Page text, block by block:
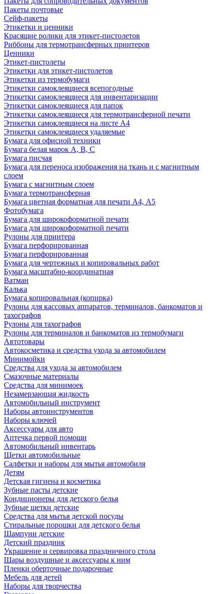
Пакеты почтовые
Сейф-пакеты
Этикетки и ценники
Красящие ролики для этикет-пистолетов
Риббоны для термотрансферных принтеров
Ценники
Этикет-пистолеты
Этикетки для этикет-пистолетов
Этикетки из термобумаги
Этикетки самоклеящиеся всепогодные
Этикетки самоклеящиеся для инвентаризации
Этикетки самоклеящиеся для папок
Этикетки самоклеящиеся для термотрансферной печати
Этикетки самоклеящиеся на листе А4
Этикетки самоклеящиеся удаляемые
Бумага для офисной техники
Бумага белая марок А, В, С
Бумага писчая
Бумага для переноса изображения на ткань и с магнитным
слоем
Бумага с магнитным слоем
Бумага термотрансферная
Бумага цветная форматная для печати А4, А5
Фотобумага
Бумага для широкоформатной печати
Бумага для широкоформатной печати
Рулоны для принтера
Бумага перфорированная
Бумага перфорированная
Бумага для чертежных и копировальных работ
Бумага масштабно-координатная
Ватман
Калька
Бумага копировальная (копирка)
Рулоны для кассовых аппаратов, терминалов, банкоматов и
тахографов
Рулоны для тахографов
Рулоны для терминалов и банкоматов из термобумаги
Автотовары
Автокосметика и средства ухода за автомобилем
Минимойки
Средства для ухода за автомобилем
Смазочные материалы
Средства для минимоек
Незамерзающая жидкость
Автомобильный инструмент
Наборы автоинструментов
Наборы ключей
Аксессуары для авто
Аптечка первой помощи
Автомобильный инвентарь
Щетки автомобильные
Салфетки и наборы для мытья автомобиля
Детям
Детская гигиена и косметика
Зубные пасты детские
Кондиционеры для детского белья
Зубные щетки детские
Средства для мытья детской посуды
Стиральные порошки для детского белья
Шампуни детские
Детский праздник
Украшение и сервировка праздничного стола
Шары воздушные и аксессуары к ним
Пленки оберточные подарочные
Мебель для детей
Наборы для творчества